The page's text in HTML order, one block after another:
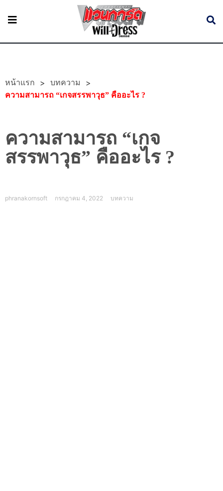
หน้าแรก > บทความ >
ความสามารถ “เกจสรรพาวุธ” คืออะไร ?
ความสามารถ “เกจ
สรรพาวุธ” คืออะไร ?
phranakornsoft กรกฎาคม 4, 2022 บทความ